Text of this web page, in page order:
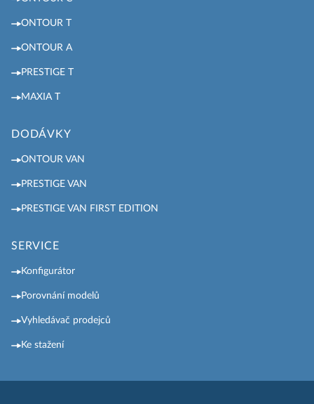
ONTOUR T
ONTOUR A
PRESTIGE T
MAXIA T
DODÁVKY
ONTOUR VAN
PRESTIGE VAN
PRESTIGE VAN FIRST EDITION
SERVICE
Konfigurátor
Porovnání modelů
Vyhledávač prodejců
Ke stažení